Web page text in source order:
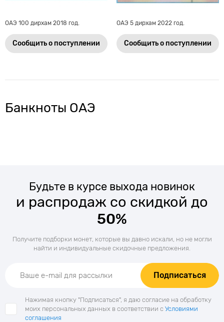
ОАЭ 100 дирхам 2018 год.
Сообщить о поступлении
ОАЭ 5 дирхам 2022 год.
Сообщить о поступлении
Банкноты ОАЭ
Будьте в курсе выхода новинок
и распродаж со скидкой до
50%
Получите подборки монет, которые вы давно искали, но не могли
найти и индивидуальные скидочные предложения.
Подписаться
Нажимая кнопку "Подписаться", я даю согласие на обработку
моих персональных данных в соответствии с Условиями
соглашения